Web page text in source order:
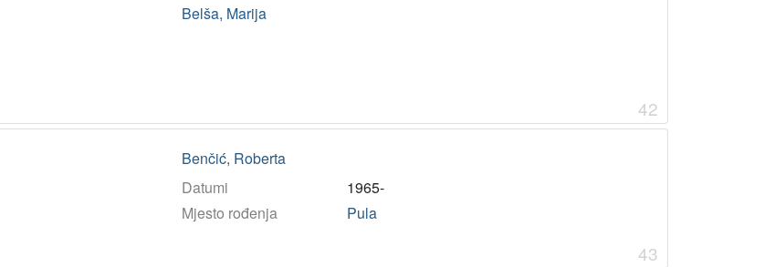
Belša, Marija
42
Benčić, Roberta
Datumi
1965-
Mjesto rođenja
Pula
43